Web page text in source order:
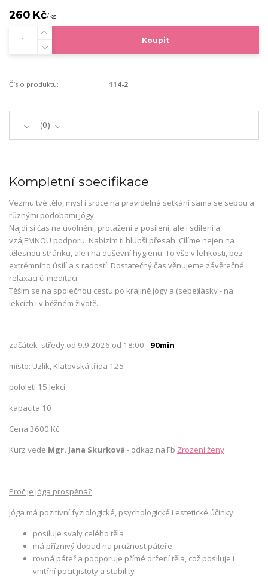
260 Kč/ks
Koupit
Číslo produktu: 114-2
0
Kompletní specifikace
Vezmu tvé tělo, mysl i srdce na pravidelná setkání sama se sebou a
různými podobami jógy.
Najdi si čas na uvolnění, protažení a posílení, ale i sdílení a
vzáJEMNOU podporu. Nabízím ti hlubší přesah. Cílíme nejen na
tělesnou stránku, ale i na duševní hygienu. To vše v lehkosti, bez
extrémního úsilí a s radostí. Dostatečný čas věnujeme závěrečné
relaxaci či meditaci.
Těším se na společnou cestu po krajině jógy a (sebe)lásky - na
lekcích i v běžném životě.
začátek středy od 9.9.2026 od 18:00 - 90min
místo: Uzlík, Klatovská třída 125
pololetí 15 lekcí
kapacita 10
Cena 3600 Kč
Kurz vede Mgr. Jana Skurková - odkaz na Fb Zrození ženy
Proč je jóga prospěná?
Jóga má pozitivní fyziologické, psychologické i estetické účinky.
posiluje svaly celého těla
má příznivý dopad na pružnost páteře
rovná páteř a podporuje přímé držení těla, což posiluje i
vnitřní pocit jistoty a stability